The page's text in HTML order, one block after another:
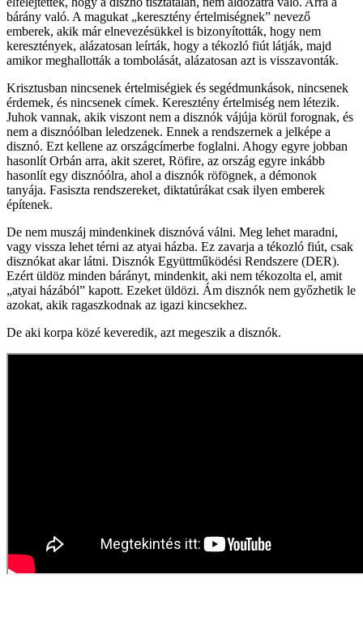
bárány való. A magukat „keresztény értelmiségnek” nevező
emberek, akik már elnevezésükkel is bizonyították, hogy nem
keresztények, alázatosan leírták, hogy a tékozló fiút látják, majd
amikor meghallották a tombolását, alázatosan azt is visszavonták.
Krisztusban nincsenek értelmiségiek és segédmunkások, nincsenek
érdemek, és nincsenek címek. Keresztény értelmiség nem létezik.
Juhok vannak, akik viszont nem a disznók vájúja körül forognak, és
nem a disznóólban leledzenek. Ennek a rendszernek a jelképe a
disznó. Ezt kellene az országcímerbe foglalni. Ahogy egyre jobban
hasonlít Orbán arra, akit szeret, Röfire, az ország egyre inkább
hasonlít egy disznóólra, ahol a disznók röfögnek, a démonok
tanyája. Fasiszta rendszereket, diktatúrákat csak ilyen emberek
építenek.
De nem muszáj mindenkinek disznóvá válni. Meg lehet maradni,
vagy vissza lehet térni az atyai házba. Ez zavarja a tékozló fiút, csak
disznókat akar látni. Disznók Együttműködési Rendszere (DER).
Ezért üldöz minden bárányt, mindenkit, aki nem tékozolta el, amit
„atyai házából” kapott. Ezeket üldözi. Ám disznók nem győzhetik le
azokat, akik ragaszkodnak az igazi kincsekhez.
De aki korpa közé keveredik, azt megeszik a disznók.